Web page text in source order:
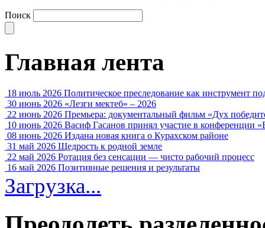
Поиск
Главная лента
18 июль 2026 Политическое преследование как инструмент
30 июнь 2026 «Лезги мектеб» – 2026
22 июнь 2026 Премьера: документальный фильм «Дух
10 июнь 2026 Васиф Гасанов принял участие в конференции
08 июнь 2026 Издана новая книга о Курахском районе
31 май 2026 Щедрость к родной земле
22 май 2026 Ротация без сенсации — чисто рабочий процесс
16 май 2026 Позитивные решения и результаты
Загрузка...